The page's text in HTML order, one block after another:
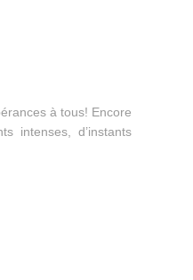
à tous! Encore
intenses, d’instants